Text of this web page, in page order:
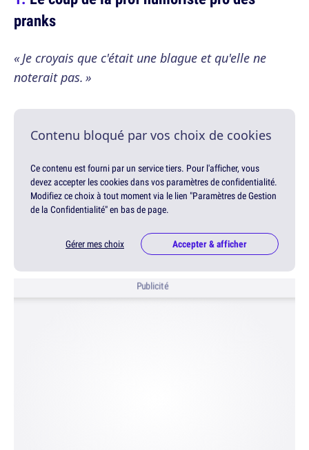
pranks
« Je croyais que c'était une blague et qu'elle ne
noterait pas. »
Contenu bloqué par vos choix de cookies
Ce contenu est fourni par un service tiers. Pour l'afficher, vous
devez accepter les cookies dans vos paramètres de confidentialité.
Modifiez ce choix à tout moment via le lien "Paramètres de Gestion
de la Confidentialité" en bas de page.
Gérer mes choix Accepter & afficher
Publicité